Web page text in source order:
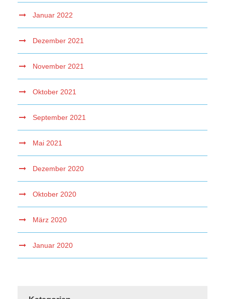
Januar 2022
Dezember 2021
November 2021
Oktober 2021
September 2021
Mai 2021
Dezember 2020
Oktober 2020
März 2020
Januar 2020